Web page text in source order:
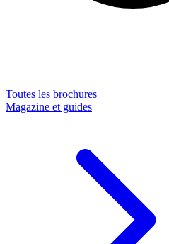
Toutes les brochures
Magazine et guides